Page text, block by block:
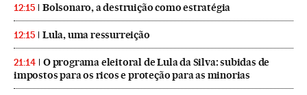
12:15 Bolsonaro, a destruição como estratégia
12:15 Lula, uma ressurreição
21:14
O programa eleitoral de Lula da Silva: subidas de
impostos para os ricos e proteção para as minorias